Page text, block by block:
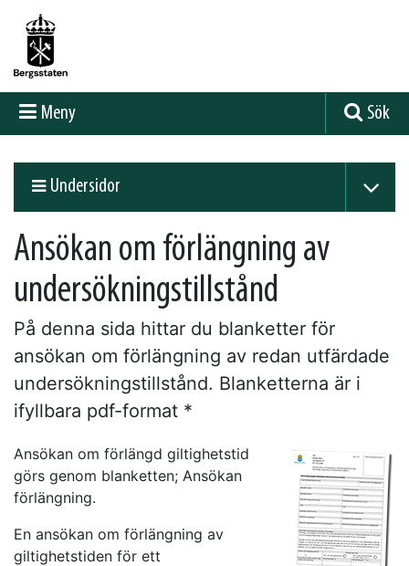
Meny Sök
Undersidor
Ansökan om förlängning av
undersökningstillstånd
På denna sida hittar du blanketter för
ansökan om förlängning av redan utfärdade
undersökningstillstånd. Blanketterna är i
ifyllbara pdf-format *
Ansökan om förlängd giltighetstid
görs genom blanketten; Ansökan
förlängning.
En ansökan om förlängning av
giltighetstiden för ett